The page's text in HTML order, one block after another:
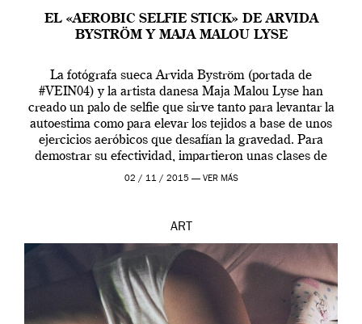
EL «AEROBIC SELFIE STICK» DE ARVIDA
BYSTRÖM Y MAJA MALOU LYSE
La fotógrafa sueca Arvida Byström (portada de
#VEIN04) y la artista danesa Maja Malou Lyse han
creado un palo de selfie que sirve tanto para levantar la
autoestima como para elevar los tejidos a base de unos
ejercicios aeróbicos que desafían la gravedad. Para
demostrar su efectividad, impartieron unas clases de
prueba en el Tate […]
02 / 11 / 2015 — VER MÁS
ART